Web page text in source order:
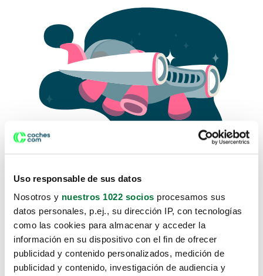
Uso responsable de sus datos
Nosotros y nuestros 1022 socios procesamos sus
datos personales, p.ej., su dirección IP, con tecnologías
como las cookies para almacenar y acceder la
información en su dispositivo con el fin de ofrecer
publicidad y contenido personalizados, medición de
publicidad y contenido, investigación de audiencia y
Lo sentimos, no sabemos como
te hemos traido hasta aquí.